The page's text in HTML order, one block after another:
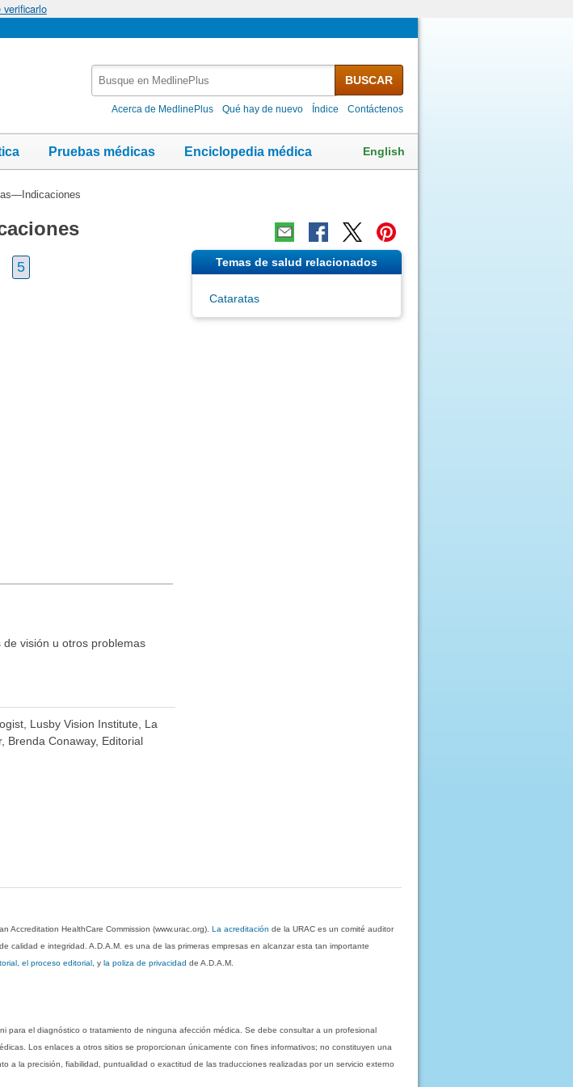
MedlinePlus
BUSCAR
Acerca de MedlinePlus Qué hay de nuevo Índice Contáctenos
Pruebas médicas Enciclopedia médica English
5
visión u otros problemas
Lusby Vision Institute, La
Brenda Conaway, Editorial
Temas de salud relacionados
Cataratas
Accreditation HealthCare Commission (www.urac.org).La acreditación de la URAC es un comité auditor
calidad e integridad. A.D.A.M. es una de las primeras empresas en alcanzar esta tan importante
el proceso editorial , yla poliza de privacidad de A.D.A.M.
el diagnóstico o tratamiento de ninguna afección médica. Se debe consultar a un profesional
Los enlaces a otros sitios se proporcionan únicamente con fines informativos; no constituyen una
a la precisión, fiabilidad, puntualidad o exactitud de las traducciones realizadas por un servicio externo